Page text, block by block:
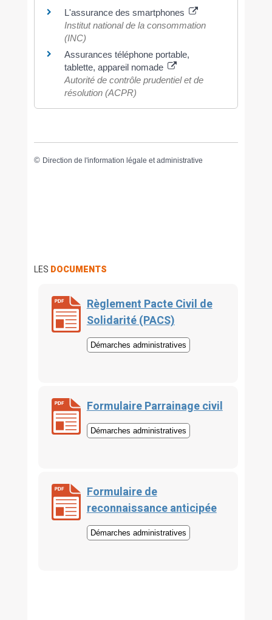
L'assurance des smartphones
Institut national de la consommation
(INC)
Assurances téléphone portable,
tablette, appareil nomade
Autorité de contrôle prudentiel et de
résolution (ACPR)
© Direction de l'information légale et administrative
LES DOCUMENTS
Règlement Pacte Civil de
Solidarité (PACS)
Démarches administratives
Formulaire Parrainage civil
Démarches administratives
Formulaire de
reconnaissance anticipée
Démarches administratives